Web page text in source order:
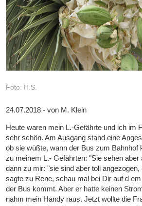
Foto: H.S.
24.07.2018 - von M. Klein
Heute waren mein L.-Gefährte und ich im
sehr schön. Am Ausgang stand eine
ob sie wüßte, wann der Bus zum Bahnhof
zu meinem L.- Gefährten: "Sie sehen aber
dann zu mir: "sie sind aber toll
sagte zu Rene, schau mal bei Dir auf d
der Bus kommt. Aber er hatte keinen
nahm mein Handy raus. Jetzt wollte die